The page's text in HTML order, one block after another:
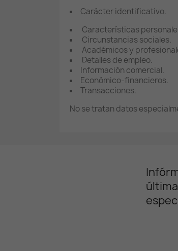
Carácter identificativo.
Características
Circunstancias sociales.
Académicos y
Detalles de empleo.
Información comercial.
Económico-financieros.
Transacciones.
No se tratan datos